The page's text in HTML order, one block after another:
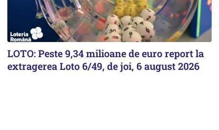
LOTO: Peste 9,34 milioane de euro report la
extragerea Loto 6/49, de joi, 6 august 2026